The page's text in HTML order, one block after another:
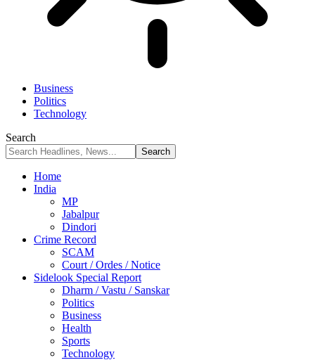
Business
Politics
Technology
Search
Home
India
MP
Jabalpur
Dindori
Crime Record
SCAM
Court / Ordes / Notice
Sidelook Special Report
Dharm / Vastu / Sanskar
Politics
Business
Health
Sports
Technology